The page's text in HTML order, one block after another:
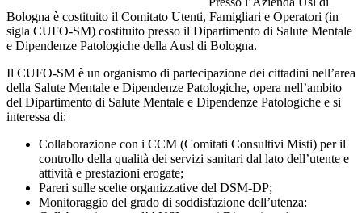
Bologna è costituito il Comitato Utenti, Famigliari e Operatori (in
sigla CUFO-SM) costituito presso il Dipartimento di Salute Mentale
e Dipendenze Patologiche della Ausl di Bologna.
Il CUFO-SM è un organismo di partecipazione dei cittadini nell’area
della Salute Mentale e Dipendenze Patologiche, opera nell’ambito
del Dipartimento di Salute Mentale e Dipendenze Patologiche e si
interessa di:
Collaborazione con i CCM (Comitati Consultivi Misti) per il
controllo della qualità dei servizi sanitari dal lato dell’utente e
attività e prestazioni erogate;
Pareri sulle scelte organizzative del DSM-DP;
Monitoraggio del grado di soddisfazione dell’utenza: